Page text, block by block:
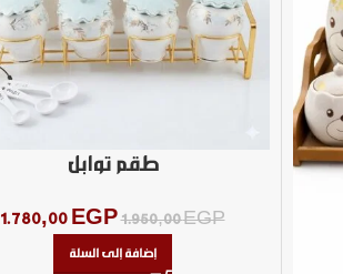
طقم توابل
1.950,00EGP
1.780,00 EGP
إضافة إلى السلة